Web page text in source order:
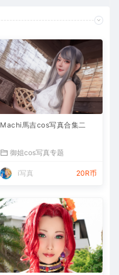
Machi馬吉cos写真合集二
御姐cos写真专题
i写真 20R币